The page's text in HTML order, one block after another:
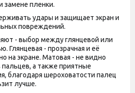
замене пленки.
удары и защищает экран и
повреждений.
- выбор между глянцевой или
Глянцевая - прозрачная и её
на экране. Матовая - не видно
пальцев, а также приятные
благодаря шероховатости палец
лучше.